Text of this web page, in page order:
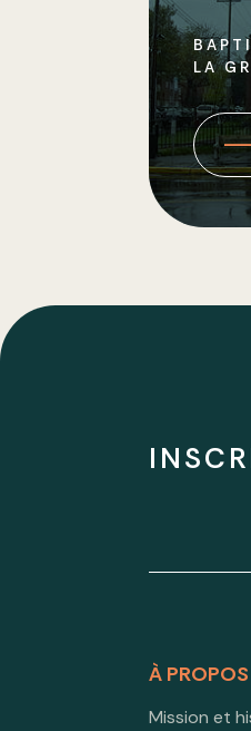
LA
À PROPOS
Mission et